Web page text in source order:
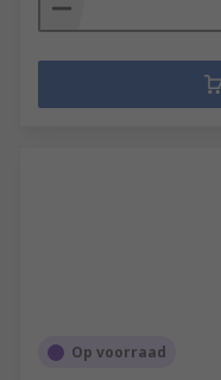
Op voorraad